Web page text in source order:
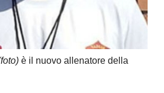
è il nuovo allenatore della